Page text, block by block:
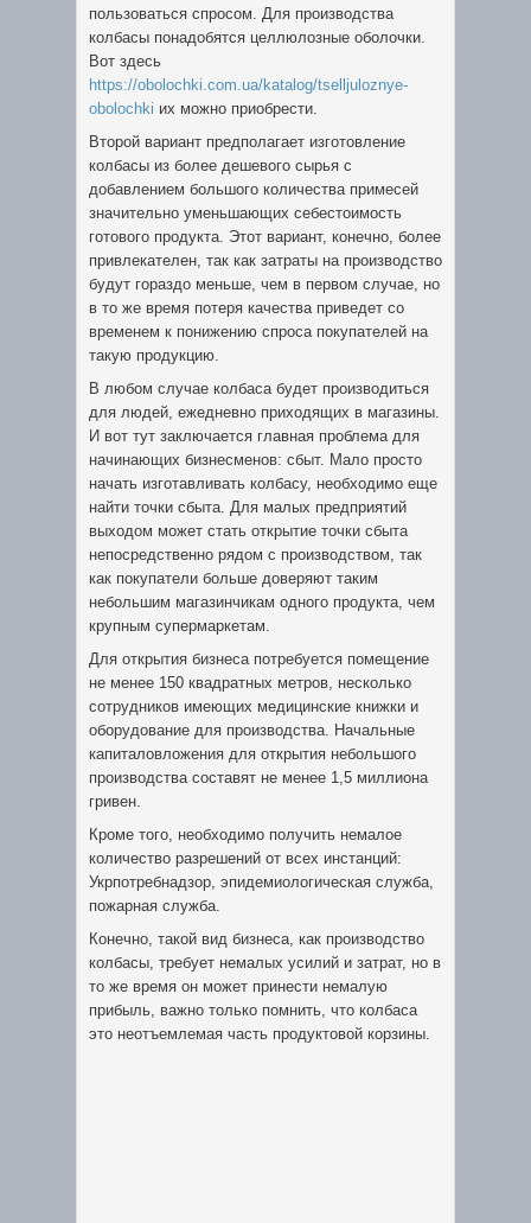
пользоваться спросом. Для производства
колбасы понадобятся целлюлозные оболочки.
Вот здесь
https://obolochki.com.ua/katalog/tselljuloznye-
obolochki их можно приобрести.
Второй вариант предполагает изготовление
колбасы из более дешевого сырья с
добавлением большого количества примесей
значительно уменьшающих себестоимость
готового продукта. Этот вариант, конечно, более
привлекателен, так как затраты на производство
будут гораздо меньше, чем в первом случае, но
в то же время потеря качества приведет со
временем к понижению спроса покупателей на
такую продукцию.
В любом случае колбаса будет производиться
для людей, ежедневно приходящих в магазины.
И вот тут заключается главная проблема для
начинающих бизнесменов: сбыт. Мало просто
начать изготавливать колбасу, необходимо еще
найти точки сбыта. Для малых предприятий
выходом может стать открытие точки сбыта
непосредственно рядом с производством, так
как покупатели больше доверяют таким
небольшим магазинчикам одного продукта, чем
крупным супермаркетам.
Для открытия бизнеса потребуется помещение
не менее 150 квадратных метров, несколько
сотрудников имеющих медицинские книжки и
оборудование для производства. Начальные
капиталовложения для открытия небольшого
производства составят не менее 1,5 миллиона
гривен.
Кроме того, необходимо получить немалое
количество разрешений от всех инстанций:
Укрпотребнадзор, эпидемиологическая служба,
пожарная служба.
Конечно, такой вид бизнеса, как производство
колбасы, требует немалых усилий и затрат, но в
то же время он может принести немалую
прибыль, важно только помнить, что колбаса
это неотъемлемая часть продуктовой корзины.